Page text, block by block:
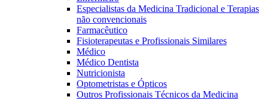
Especialistas da Medicina Tradicional e Terapias
não convencionais
Farmacêutico
Fisioterapeutas e Profissionais Similares
Médico
Médico Dentista
Nutricionista
Optometristas e Ópticos
Outros Profissionais Técnicos da Medicina